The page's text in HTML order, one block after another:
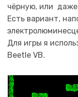
чёрную, или
Есть вариант,
Для игры я
Beetle VB.